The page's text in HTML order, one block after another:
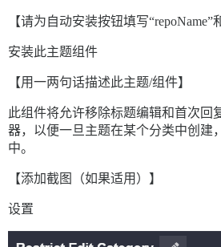
【请为自动安装按钮填写“repoName”
安装此主题组件
【用一两句话描述此主题/组件】
此组件将允许移除标题编辑和首次回
器，以便一旦主题在某个分类中创建
中。
【添加截图（如果适用）】
设置